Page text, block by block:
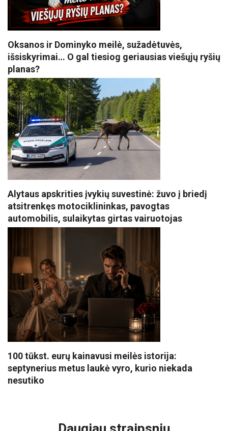
Oksanos ir Dominyko meilė, sužadėtuvės,
išsiskyrimai… O gal tiesiog geriausias viešųjų ryšių
planas?
Alytaus apskrities įvykių suvestinė: žuvo į briedį
atsitrenkęs motociklininkas, pavogtas
automobilis, sulaikytas girtas vairuotojas
100 tūkst. eurų kainavusi meilės istorija:
septynerius metus laukė vyro, kurio niekada
nesutiko